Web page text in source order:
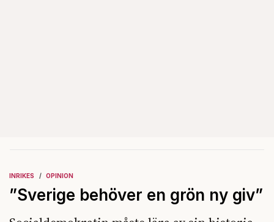
INRIKES OPINION
”Sverige behöver en grön ny giv”